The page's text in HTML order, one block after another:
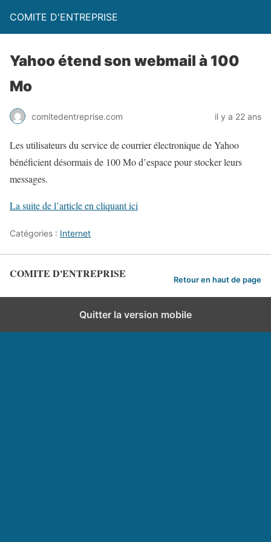
COMITE D'ENTREPRISE
Yahoo étend son webmail à 100
Mo
comitedentreprise.com il y a 22 ans
Les utilisateurs du service de courrier électronique de Yahoo
bénéficient désormais de 100 Mo d’espace pour stocker leurs
messages.
La suite de l’article en cliquant ici
Catégories : Internet
COMITE D'ENTREPRISE Retour en haut de page
Quitter la version mobile